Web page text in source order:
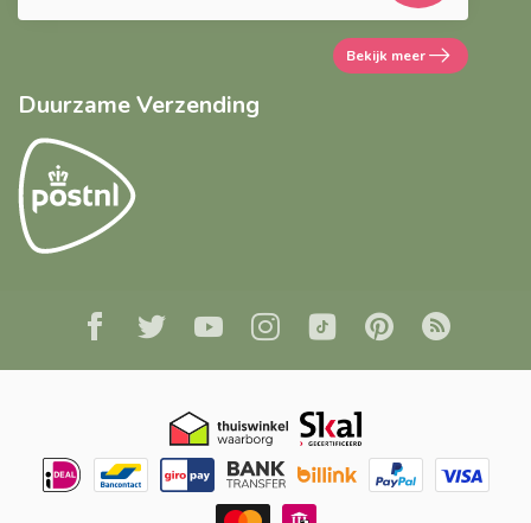
Bekijk meer
Duurzame Verzending